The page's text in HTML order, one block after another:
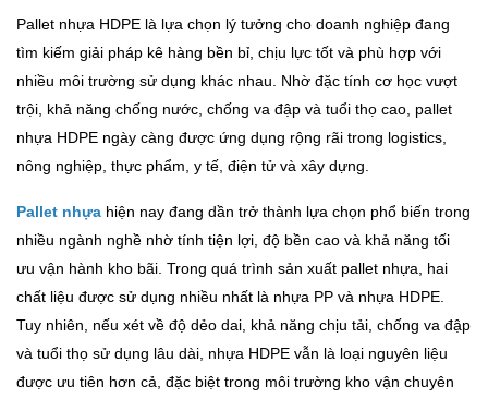
Pallet nhựa HDPE là lựa chọn lý tưởng cho doanh nghiệp đang
tìm kiếm giải pháp kê hàng bền bỉ, chịu lực tốt và phù hợp với
nhiều môi trường sử dụng khác nhau. Nhờ đặc tính cơ học vượt
trội, khả năng chống nước, chống va đập và tuổi thọ cao, pallet
nhựa HDPE ngày càng được ứng dụng rộng rãi trong logistics,
nông nghiệp, thực phẩm, y tế, điện tử và xây dựng.
Pallet nhựa hiện nay đang dần trở thành lựa chọn phổ biến trong
nhiều ngành nghề nhờ tính tiện lợi, độ bền cao và khả năng tối
ưu vận hành kho bãi. Trong quá trình sản xuất pallet nhựa, hai
chất liệu được sử dụng nhiều nhất là nhựa PP và nhựa HDPE.
Tuy nhiên, nếu xét về độ dẻo dai, khả năng chịu tải, chống va đập
và tuổi thọ sử dụng lâu dài, nhựa HDPE vẫn là loại nguyên liệu
được ưu tiên hơn cả, đặc biệt trong môi trường kho vận chuyên